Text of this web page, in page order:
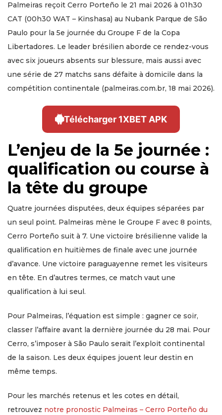
Palmeiras reçoit Cerro Porteño le 21 mai 2026 à 01h30
CAT (00h30 WAT – Kinshasa) au Nubank Parque de São
Paulo pour la 5e journée du Groupe F de la Copa
Libertadores. Le leader brésilien aborde ce rendez-vous
avec six joueurs absents sur blessure, mais aussi avec
une série de 27 matchs sans défaite à domicile dans la
compétition continentale (palmeiras.com.br, 18 mai 2026).
Télécharger 1XBET APK
L’enjeu de la 5e journée :
qualification ou course à
la tête du groupe
Quatre journées disputées, deux équipes séparées par
un seul point. Palmeiras mène le Groupe F avec 8 points,
Cerro Porteño suit à 7. Une victoire brésilienne valide la
qualification en huitièmes de finale avec une journée
d’avance. Une victoire paraguayenne remet les visiteurs
en tête. En d’autres termes, ce match vaut une
qualification à lui seul.
Pour Palmeiras, l’équation est simple : gagner ce soir,
classer l’affaire avant la dernière journée du 28 mai. Pour
Cerro, s’imposer à São Paulo serait l’exploit continental
de la saison. Les deux équipes jouent leur destin en
même temps.
Pour les marchés retenus et les cotes en détail,
retrouvez notre pronostic Palmeiras – Cerro Porteño du